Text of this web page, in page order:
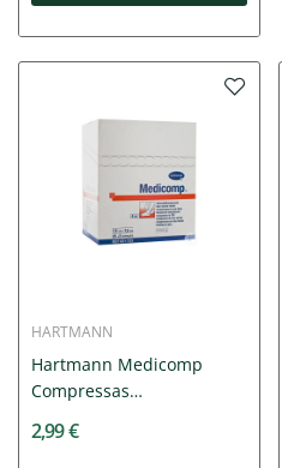
HARTMANN
Hartmann Medicomp
Compressas
2,99 €